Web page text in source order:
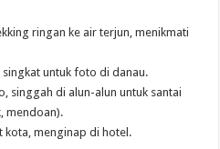
ringan ke air terjun, menikmati
untuk foto di danau.
singgah di alun-alun untuk santai
mendoan).
kota, menginap di hotel.